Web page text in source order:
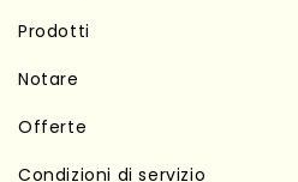
Prodotti
Notare
Offerte
Condizioni di servizio